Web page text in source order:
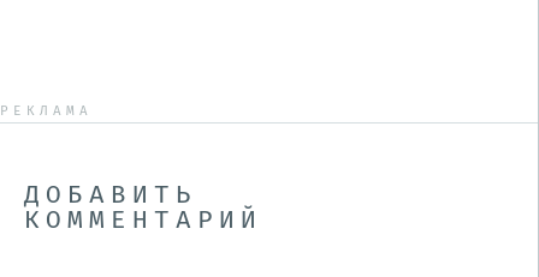
РЕКЛАМА
ДОБАВИТЬ
КОММЕНТАРИЙ